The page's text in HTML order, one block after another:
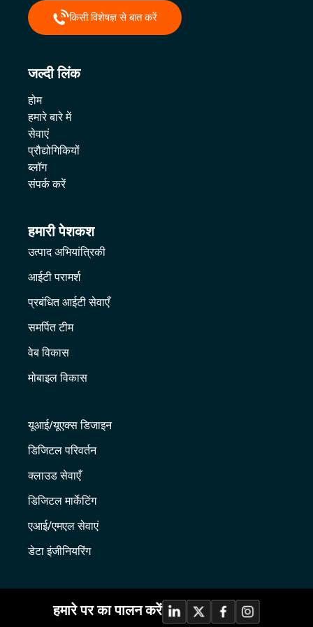
किसी विशेषज्ञ से बात करें
जल्दी लिंक
होम
हमारे बारे में
सेवाएं
प्रौद्योगिकियों
ब्लॉग
संपर्क करें
हमारी पेशकश
उत्पाद अभियांत्रिकी
आईटी परामर्श
प्रबंधित आईटी सेवाएँ
समर्पित टीम
वेब विकास
मोबाइल विकास
यूआई/यूएक्स डिजाइन
डिजिटल परिवर्तन
क्लाउड सेवाएँ
डिजिटल मार्केटिंग
एआई/एमएल सेवाएं
डेटा इंजीनियरिंग
हमारे पर का पालन करें